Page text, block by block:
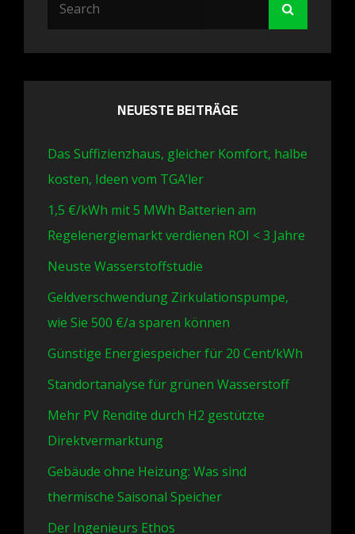
NEUESTE BEITRÄGE
Das Suffizienzhaus, gleicher Komfort, halbe
kosten, Ideen vom TGA’ler
1,5 €/kWh mit 5 MWh Batterien am
Regelenergiemarkt verdienen ROI < 3 Jahre
Neuste Wasserstoffstudie
Geldverschwendung Zirkulationspumpe,
wie Sie 500 €/a sparen können
Günstige Energiespeicher für 20 Cent/kWh
Standortanalyse für grünen Wasserstoff
Mehr PV Rendite durch H2 gestützte
Direktvermarktung
Gebäude ohne Heizung: Was sind
thermische Saisonal Speicher
Der Ingenieurs Ethos